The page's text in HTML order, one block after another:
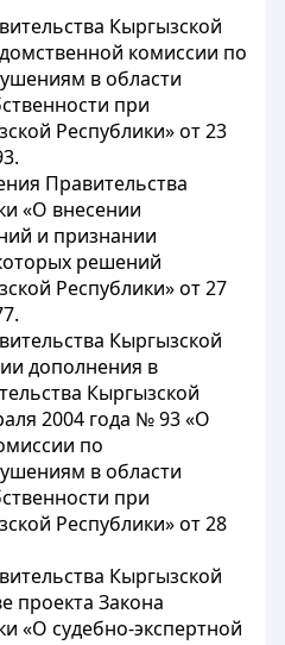
Кыргызской
комиссии по
в области
при
Республики» от 23
Правительства
«О внесении
и признании
решений
Республики» от 27
Кыргызской
дополнения в
Кыргызской
2004 года № 93 «О
по
в области
при
Республики» от 28
Кыргызской
проекта Закона
«О судебно-экспертной